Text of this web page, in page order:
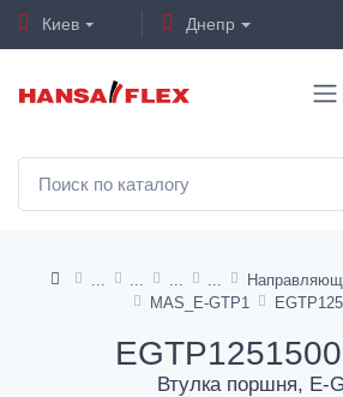
Киев Днепр
MAS_E-GTP1
Втулка поршня, E-